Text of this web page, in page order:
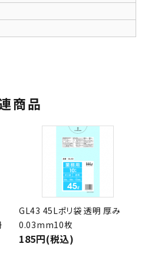
商品
GL43 45Lポリ袋 透明 厚み
0.03mm10枚
185円(税込)